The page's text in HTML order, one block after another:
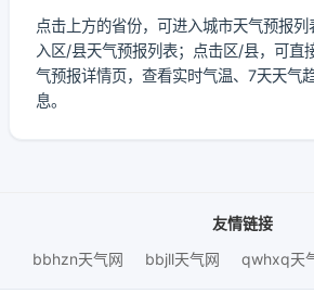
点击上方的省份，可进入城市天气预报
入区/县天气预报列表；点击区/县，可直
气预报详情页，查看实时气温、7天天气
息。
友情链接
bbhzn天气网
bbjll天气网 qwhxq天